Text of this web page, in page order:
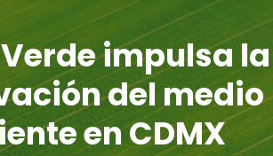
impulsa la
del medio
en CDMX